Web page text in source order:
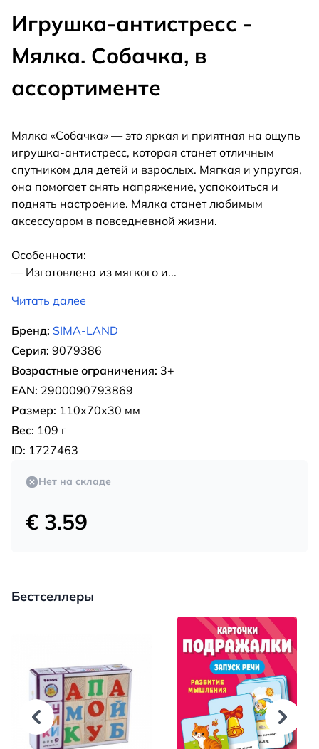
Игрушка-антистресс -
Мялка. Собачка, в
ассортименте
Мялка «Собачка» — это яркая и приятная на ощупь
игрушка-антистресс, которая станет отличным
спутником для детей и взрослых. Мягкая и упругая,
она помогает снять напряжение, успокоиться и
поднять настроение. Мялка станет любимым
аксессуаром в повседневной жизни.
Особенности:
— Изготовлена из мягкого и...
Читать далее
Бренд: SIMA-LAND
Серия: 9079386
Возрастные ограничения: 3+
EAN: 2900090793869
Размер: 110х70х30 мм
Вес: 109 г
ID: 1727463
Нет на складе
€ 3.59
Бестселлеры